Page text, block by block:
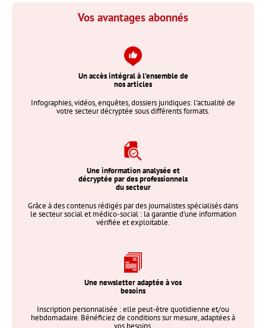
Vos avantages abonnés
Un accès intégral à l’ensemble de
nos articles
Infographies, vidéos, enquêtes, dossiers juridiques: l’actualité de
votre secteur décryptée sous différents formats.
Une information analysée et
décryptée par des professionnels
du secteur
Grâce à des contenus rédigés par des journalistes spécialisés dans
le secteur social et médico-social : la garantie d’une information
vérifiée et exploitable.
Une newsletter adaptée à vos
besoins
Inscription personnalisée : elle peut-être quotidienne et/ou
hebdomadaire. Bénéficiez de conditions sur mesure, adaptées à